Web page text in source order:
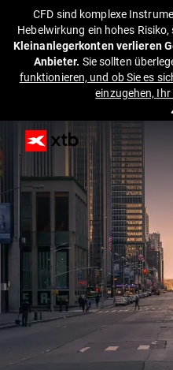
CFD sind komplexe
Hebelwirkung ein hohes
Kleinanlegerkonten verlieren
Anbieter. Sie sollten
funktionieren, und ob Sie es
einzugehen,